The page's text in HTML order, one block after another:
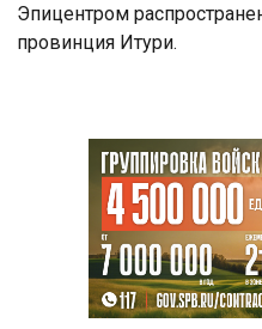
Эпицентром
провинция Итури.